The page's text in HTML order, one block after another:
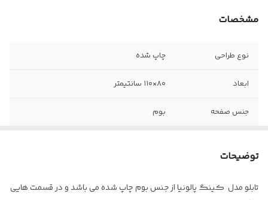
مشخصات
نوع طراحی چاپ شده
ابعاد ۸۰×۱۱۰ سانتیمتر
جنس صفحه بوم
توضیحات
تابلو مدل کینگ پالونیا از جنس بوم چاپ شده می باشد و در قسمت هایی